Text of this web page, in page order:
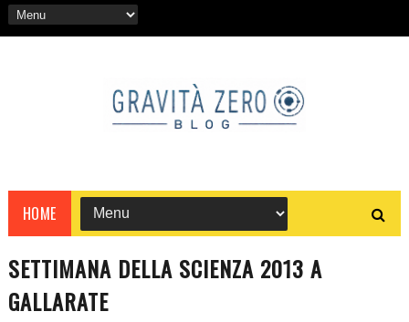
HOME
SETTIMANA DELLA SCIENZA 2013 A
GALLARATE